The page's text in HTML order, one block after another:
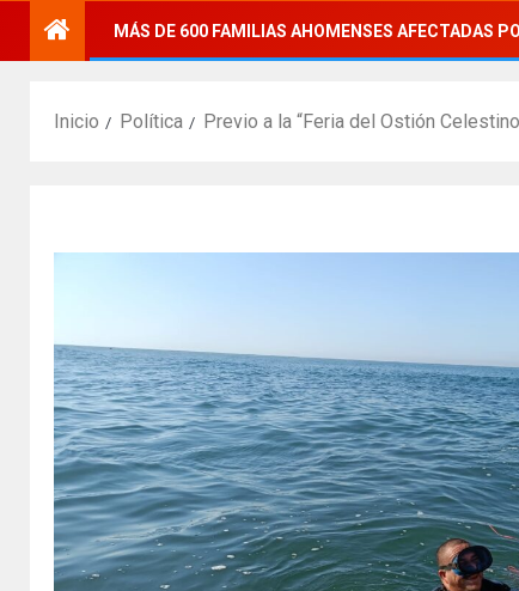
MÁS DE 600 FAMILIAS AHOMENSES AFECTADAS
Inicio Política Previo a la “Feria del Ostión